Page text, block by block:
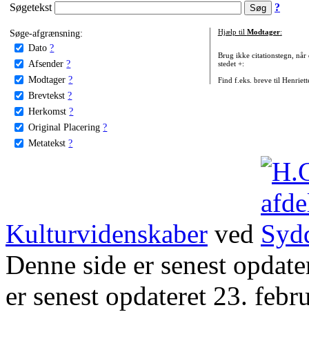
Søgetekst ?
Søge-afgrænsning:
Dato ?
Afsender ?
Modtager ?
Brevtekst ?
Herkomst ?
Original Placering ?
Metatekst ?
Hjælp til Modtager:
Brug ikke citationstegn, når
stedet +:
Find f.eks. breve til
Kulturvidenskaber ved
Denne side er senest
er senest opdateret 23.